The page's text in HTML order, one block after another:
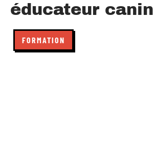
éducateur
FORMATION